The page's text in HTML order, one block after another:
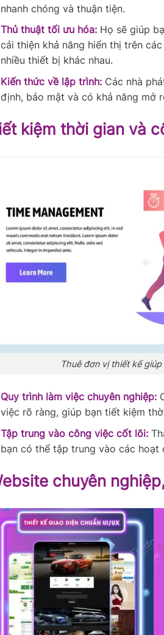
nhanh chóng và thuận tiện.
Thủ thuật tối ưu hóa:Họ sẽ giúp
cải thiện khả năng hiển thị trên
nhiều thiết bị khác nhau.
Kiến thức về lập trình:Các nhà
định, bảo mật và có khả năng mở
kiệm thời gian và
Thuê đơn vị thiết kế
Quy trình làm việc chuyên nghiệp:
việc rõ ràng, giúp bạn tiết kiệm
Tập trung vào công việc cốt lõi:
bạn có thể tập trung vào các hoạt
chuyên